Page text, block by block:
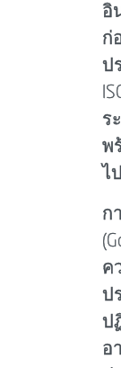
อิ
ก่
ป
ร
พ
ไ
ก
ค
ป
ป
อ